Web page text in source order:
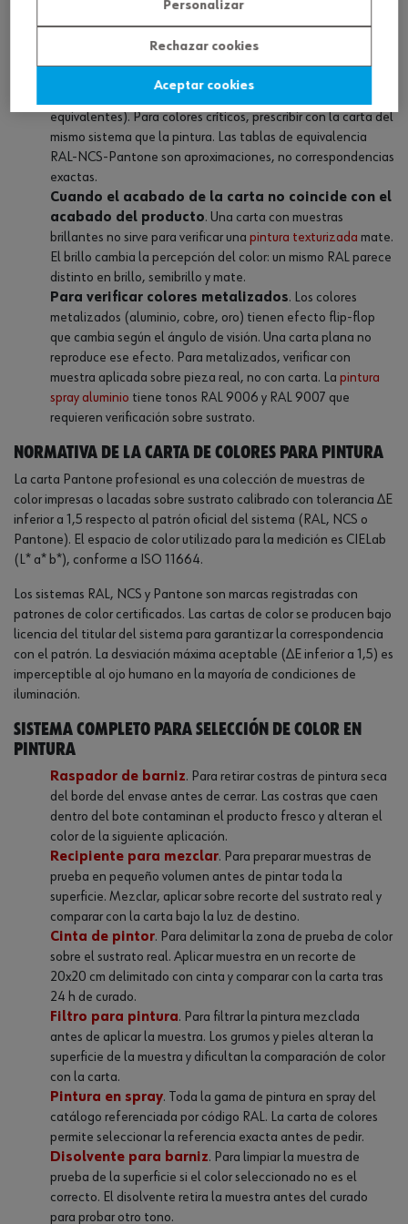
Cuándo NO usar la carta RAL como referencia
. Si el arquitecto prescribe un NCS y solo tienes
carta RAL, la conversión no es exacta (los sistemas no son
equivalentes). Para colores críticos, prescribir con la carta del
mismo sistema que la pintura. Las tablas de equivalencia
RAL-NCS-Pantone son aproximaciones, no correspondencias
exactas.
Cuando el acabado de la carta no coincide con el
acabado del producto. Una carta con muestras
brillantes no sirve para verificar una pintura texturizada mate.
El brillo cambia la percepción del color: un mismo RAL parece
distinto en brillo, semibrillo y mate.
Para verificar colores metalizados. Los colores
metalizados (aluminio, cobre, oro) tienen efecto flip-flop
que cambia según el ángulo de visión. Una carta plana no
reproduce ese efecto. Para metalizados, verificar con
muestra aplicada sobre pieza real, no con carta. La pintura
spray aluminio tiene tonos RAL 9006 y RAL 9007 que
requieren verificación sobre sustrato.
Normativa de la carta de colores para pintura
La carta Pantone profesional es una colección de muestras de
color impresas o lacadas sobre sustrato calibrado con tolerancia ΔE
inferior a 1,5 respecto al patrón oficial del sistema (RAL, NCS o
Pantone). El espacio de color utilizado para la medición es CIELab
(L* a* b*), conforme a ISO 11664.
Los sistemas RAL, NCS y Pantone son marcas registradas con
patrones de color certificados. Las cartas de color se producen bajo
licencia del titular del sistema para garantizar la correspondencia
con el patrón. La desviación máxima aceptable (ΔE inferior a 1,5) es
imperceptible al ojo humano en la mayoría de condiciones de
iluminación.
Sistema completo para selección de color en
pintura
Raspador de barniz. Para retirar costras de pintura seca
del borde del envase antes de cerrar. Las costras que caen
dentro del bote contaminan el producto fresco y alteran el
color de la siguiente aplicación.
Recipiente para mezclar. Para preparar muestras de
prueba en pequeño volumen antes de pintar toda la
superficie. Mezclar, aplicar sobre recorte del sustrato real y
comparar con la carta bajo la luz de destino.
Cinta de pintor. Para delimitar la zona de prueba de color
sobre el sustrato real. Aplicar muestra en un recorte de
20x20 cm delimitado con cinta y comparar con la carta tras
24 h de curado.
Filtro para pintura. Para filtrar la pintura mezclada
antes de aplicar la muestra. Los grumos y pieles alteran la
superficie de la muestra y dificultan la comparación de color
con la carta.
Pintura en spray. Toda la gama de pintura en spray del
catálogo referenciada por código RAL. La carta de colores
permite seleccionar la referencia exacta antes de pedir.
Disolvente para barniz. Para limpiar la muestra de
prueba de la superficie si el color seleccionado no es el
correcto. El disolvente retira la muestra antes del curado
para probar otro tono.
Personalizar
Rechazar cookies
Aceptar cookies